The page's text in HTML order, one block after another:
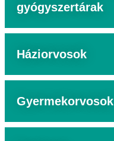
gyógyszertárak
Háziorvosok
Gyermekorvosok